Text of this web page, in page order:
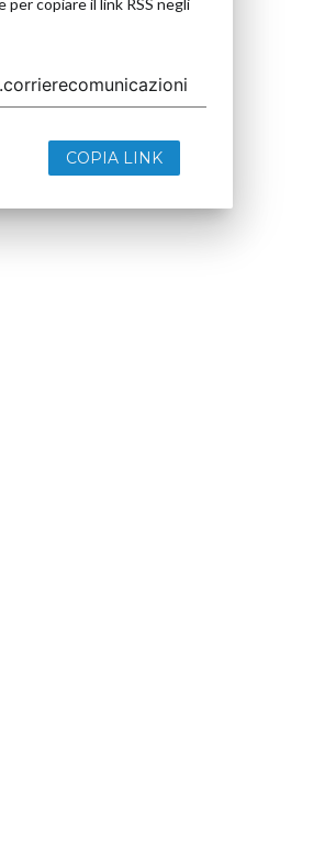
per copiare il link RSS negli
COPIA LINK